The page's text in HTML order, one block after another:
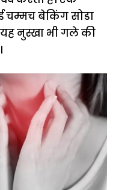
चम्मच बेकिंग सोडा
नुस्खा भी गले की